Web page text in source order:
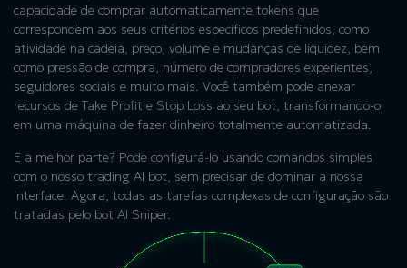
capacidade de comprar automaticamente tokens que
correspondem aos seus critérios específicos predefinidos, como
atividade na cadeia, preço, volume e mudanças de liquidez, bem
como pressão de compra, número de compradores experientes,
seguidores sociais e muito mais. Você também pode anexar
recursos de Take Profit e Stop Loss ao seu bot, transformando-o
em uma máquina de fazer dinheiro totalmente automatizada.
E a melhor parte? Pode configurá-lo usando comandos simples
com o nosso trading AI bot, sem precisar de dominar a nossa
interface. Agora, todas as tarefas complexas de configuração são
tratadas pelo bot AI Sniper.